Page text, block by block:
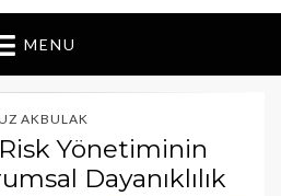
MENU
AKBULAK
Yönetiminin
Dayanıklılık